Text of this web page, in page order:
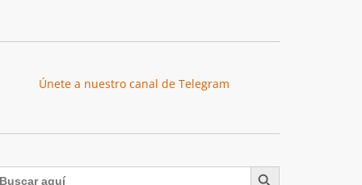
Únete a nuestro canal de Telegram
Botón de búsqueda